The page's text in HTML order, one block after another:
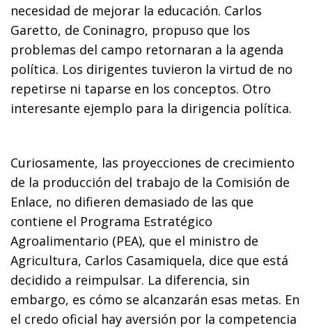
necesidad de mejorar la educación. Carlos
Garetto, de Coninagro, propuso que los
problemas del campo retornaran a la agenda
política. Los dirigentes tuvieron la virtud de no
repetirse ni taparse en los conceptos. Otro
interesante ejemplo para la dirigencia política.
Curiosamente, las proyecciones de crecimiento
de la producción del trabajo de la Comisión de
Enlace, no difieren demasiado de las que
contiene el Programa Estratégico
Agroalimentario (PEA), que el ministro de
Agricultura, Carlos Casamiquela, dice que está
decidido a reimpulsar. La diferencia, sin
embargo, es cómo se alcanzarán esas metas. En
el credo oficial hay aversión por la competencia